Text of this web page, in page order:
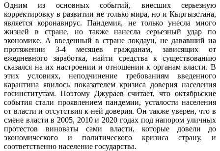
Одним из основных событий, внесших серьезную
корректировку в развитии не только мира, но и Кыргызстана,
является коронавирус. Пандемия, не только унесла много
жизней в стране, но также нанесла серьезный удар по
экономике. А введенный в стране локдаун, не дававший на
протяжении 3-4 месяцев гражданам, зависящих от
ежедневного заработка, найти средства к существованию
сказался на их настроении и отношении к органам власти. В
этих условиях, неподчинение требованиям введенного
карантина явилось показателем кризиса доверия населения
госинститутам. Поэтому Джураев считает, что октябрьские
события стали проявлением пандемии, усталости населения
от власти и отсутствия к ней доверия. Он также уверен, что в
смене власти в 2005, 2010 и 2020 годах под напором уличных
протестов виноваты сами власти, которые довели до
экономического и политического кризиса страну, и
соответственно население государства.